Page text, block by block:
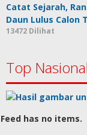
Catat Sejarah,
Daun Lulus Calon
13472 Dilihat
Top Nasional
Feed has no items.